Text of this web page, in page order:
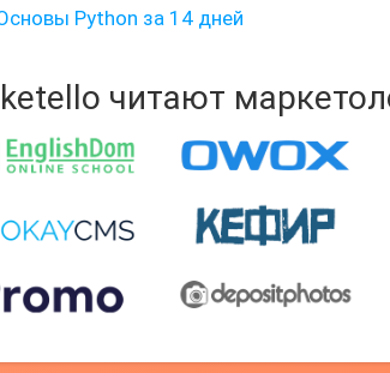
Python за 14 дней
читают